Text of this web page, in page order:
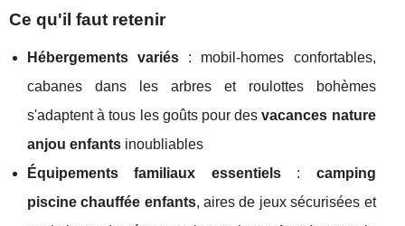
Ce qu'il faut retenir
Hébergements variés : mobil-homes confortables,
cabanes dans les arbres et roulottes bohèmes
s'adaptent à tous les goûts pour desvacances nature
anjou enfants inoubliables
Équipements familiaux essentiels: camping
piscine chauffée enfants, aires de jeux sécurisées et